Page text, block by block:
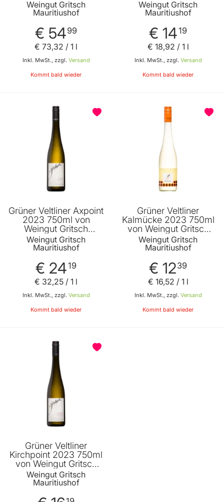
Gritsch Mauritiushof
Weingut Gritsch
Mauritiushof
€ 5499
Inkl. MwSt., zzgl. Versand
€ 73,32 / 1 l
Kommt bald wieder
Mauritiushof
Weingut Gritsch
Mauritiushof
€ 1419
Inkl. MwSt., zzgl. Versand
€ 18,92 / 1 l
Kommt bald wieder
Grüner Veltliner Axpoint
2023 750ml von
Weingut Gritsch
Mauritiushof
Weingut Gritsch
Mauritiushof
€ 2419
Inkl. MwSt., zzgl. Versand
€ 32,25 / 1 l
Kommt bald wieder
Grüner Veltliner
Kalmücke 2023 750ml
von Weingut Gritsch
Mauritiushof
Weingut Gritsch
Mauritiushof
€ 1239
Inkl. MwSt., zzgl. Versand
€ 16,52 / 1 l
Kommt bald wieder
Grüner Veltliner
Kirchpoint 2023 750ml
von Weingut Gritsch
Mauritiushof
Weingut Gritsch
Mauritiushof